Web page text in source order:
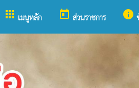
apps เมนูหลัก today ส่วนราชการ info